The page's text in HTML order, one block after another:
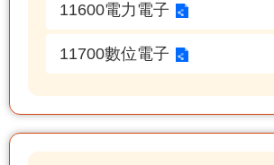
11600電力電子
11700數位電子